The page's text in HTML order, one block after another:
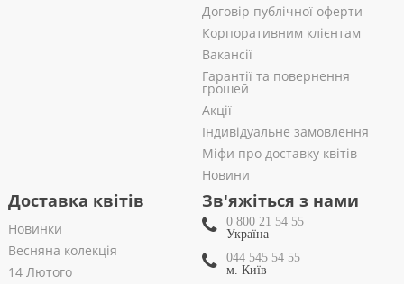
Договір публічної оферти
Корпоративним клієнтам
Вакансії
Гарантії та повернення
грошей
Акції
Індивідуальне замовлення
Міфи про доставку квітів
Новини
Доставка квітів
Новинки
Весняна колекція
14 Лютого
Зв'яжіться з нами
0 800 21 54 55
Україна
044 545 54 55
м. Київ